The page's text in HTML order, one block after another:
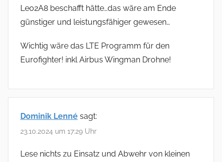
Leo2A8 beschafft hätte…das wäre am Ende
günstiger und leistungsfähiger gewesen…
Wichtig wäre das LTE Programm für den
Eurofighter! inkl Airbus Wingman Drohne!
Dominik Lenné sagt:
23.10.2024 um 17:29 Uhr
Lese nichts zu Einsatz und Abwehr von kleinen